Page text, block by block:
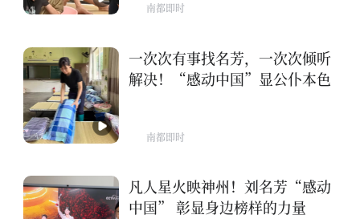
南都即时
一次次有事找名芳，一次次倾听
解决！“感动中国”显公仆本色
南都即时
凡人星火映神州！刘名芳“感动
中国” 彰显身边榜样的力量